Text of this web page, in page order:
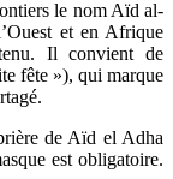
le nom Aïd al-
et en Afrique
Il convient de
fête »), qui marque
de Aïd el Adha
est obligatoire.